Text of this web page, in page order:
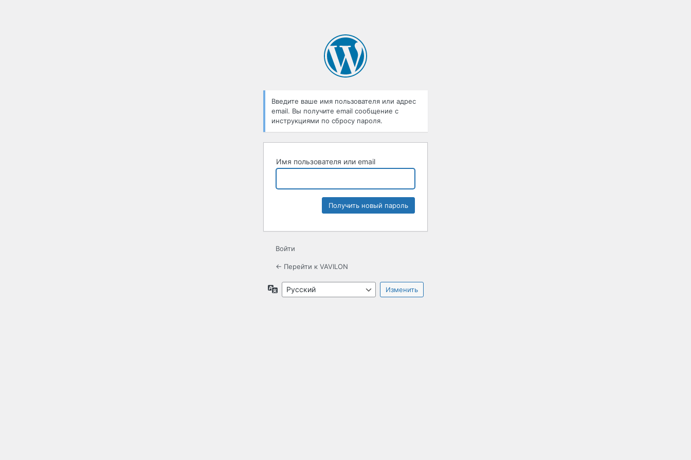
Введите ваше имя пользователя или адрес
email. Вы получите email сообщение с
инструкциями по сбросу пароля.
Имя пользователя или email
Войти
← Перейти к VAVILON
Язык